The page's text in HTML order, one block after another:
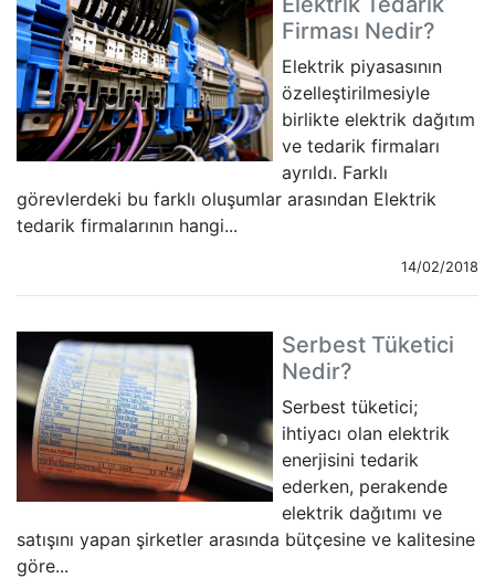
Firması Nedir?
Elektrik piyasasının
özelleştirilmesiyle
birlikte elektrik dağıtım
ve tedarik firmaları
ayrıldı. Farklı
görevlerdeki bu farklı oluşumlar arasından Elektrik
tedarik firmalarının hangi...
14/02/2018
Serbest Tüketici
Nedir?
Serbest tüketici;
ihtiyacı olan elektrik
enerjisini tedarik
ederken, perakende
elektrik dağıtımı ve
satışını yapan şirketler arasında bütçesine ve kalitesine
göre...